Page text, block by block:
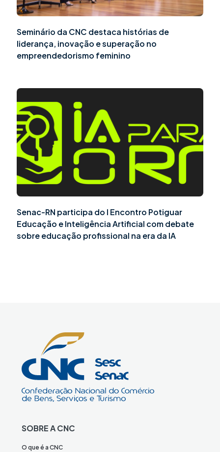
Seminário da CNC destaca histórias de
liderança, inovação e superação no
empreendedorismo feminino
Senac-RN participa do I Encontro Potiguar
Educação e Inteligência Artificial com debate
sobre educação profissional na era da IA
SOBRE A CNC
O que é a CNC